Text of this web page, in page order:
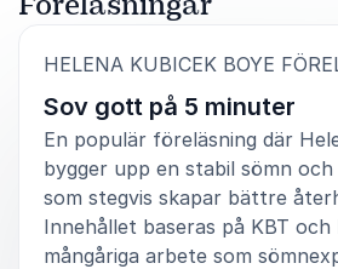
HELENA KUBICEK BOYE
Sov gott på 5 minuter
En populär föreläsning där
bygger upp en stabil sömn
som stegvis skapar bättre
Innehållet baseras på KBT och
mångåriga arbete som